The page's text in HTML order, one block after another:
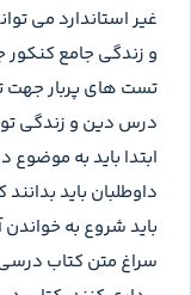
غیر استاندارد می
و زندگی جامع کنکور
تست های پربار جهت
درس دین و زندگی
ابتدا باید به
داوطلبان باید
باید شروع به
سراغ متن کتاب